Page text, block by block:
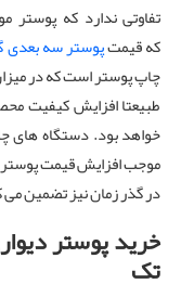
تفاوتی ندارد که
که قیمتپوستر سه
چاپ پوستر است که در
طبیعتا افزایش کیفیت
خواهد بود. دستگاه های
موجب افزایش قیمت
در گذر زمان نیز تضمین
خرید پوستر
تک